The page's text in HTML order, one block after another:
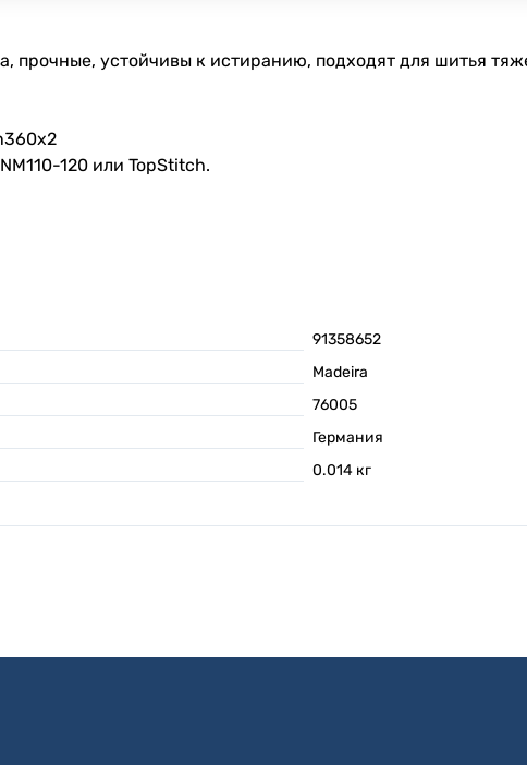
прочные, устойчивы к истиранию, подходят для шитья
120 или TopStitch.
91358652
Madeira
76005
Германия
0.014 кг